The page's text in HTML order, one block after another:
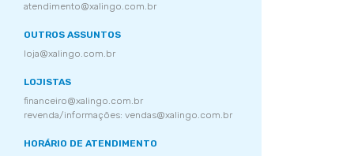
atendimento@xalingo.com.br
OUTROS ASSUNTOS
loja@xalingo.com.br
LOJISTAS
financeiro@xalingo.com.br
revenda/informações: vendas@xalingo.com.br
HORÁRIO DE ATENDIMENTO